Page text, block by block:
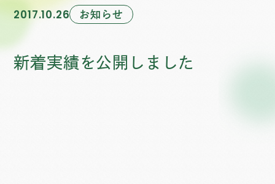
2017.10.26 お知らせ
新着実績を公開しました